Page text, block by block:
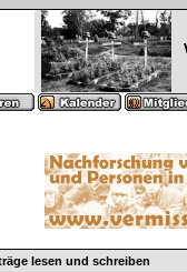
lesen und schreiben